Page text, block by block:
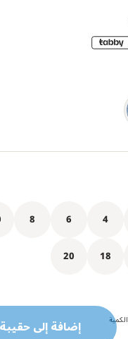
4
6
8
18
20
الكمية إضافة إلى